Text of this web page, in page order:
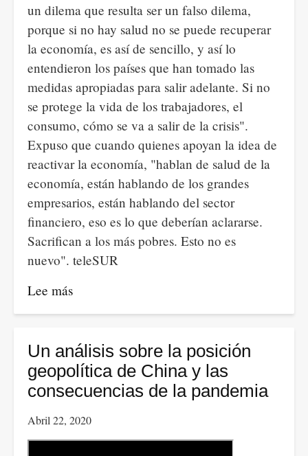
un dilema que resulta ser un falso dilema,
porque si no hay salud no se puede recuperar
la economía, es así de sencillo, y así lo
entendieron los países que han tomado las
medidas apropiadas para salir adelante. Si no
se protege la vida de los trabajadores, el
consumo, cómo se va a salir de la crisis".
Expuso que cuando quienes apoyan la idea de
reactivar la economía, "hablan de salud de la
economía, están hablando de los grandes
empresarios, están hablando del sector
financiero, eso es lo que deberían aclararse.
Sacrifican a los más pobres. Esto no es
nuevo". teleSUR
Lee más
Ahumada:
el
dilema
en
entre
salvar
Un análisis sobre la posición
geopolítica de China y las
consecuencias de la pandemia
Abril 22, 2020